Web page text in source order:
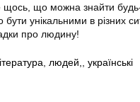
що можна знайти будь-
унікальними в різних
про людину!
людей, українські